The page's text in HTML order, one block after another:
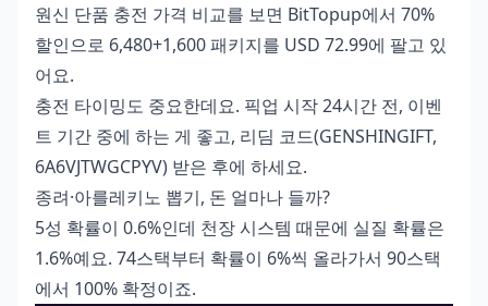
원신 단품 충전 가격 비교를 보면 BitTopup에서 70%
할인으로 6,480+1,600 패키지를 USD 72.99에 팔고 있
어요.
충전 타이밍도 중요한데요. 픽업 시작 24시간 전, 이벤
트 기간 중에 하는 게 좋고, 리딤 코드(GENSHINGIFT,
6A6VJTWGCPYV) 받은 후에 하세요.
종려·아를레키노 뽑기, 돈 얼마나 들까?
5성 확률이 0.6%인데 천장 시스템 때문에 실질 확률은
1.6%예요. 74스택부터 확률이 6%씩 올라가서 90스택
에서 100% 확정이죠.